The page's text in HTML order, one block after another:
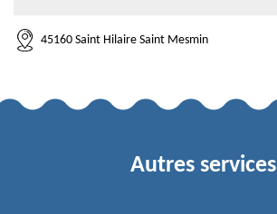
45160 Saint Hilaire Saint Mesmin
Autres services